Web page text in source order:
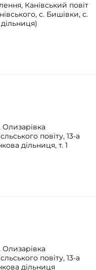
Канівський повіт
с. Бишівки, с.
повіту, 13-а
дільниця, т. 1
повіту, 13-а
дільниця